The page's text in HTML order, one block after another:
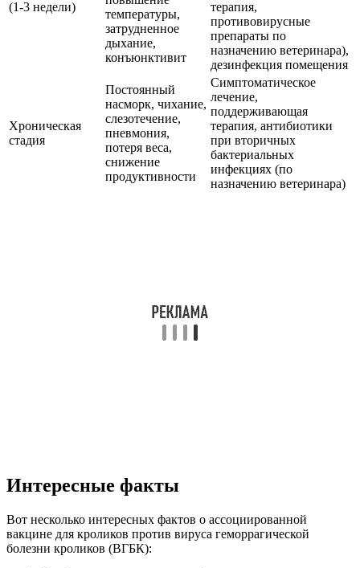
(1-3 недели)
температуры,
затрудненное
дыхание,
конъюнктивит
терапия,
противовирусные
препараты по
назначению ветеринара),
дезинфекция помещения
Хроническая
стадия
Постоянный
насморк, чихание,
слезотечение,
пневмония,
потеря веса,
снижение
продуктивности
Симптоматическое
лечение,
поддерживающая
терапия, антибиотики
при вторичных
бактериальных
инфекциях (по
назначению ветеринара)
Интересные факты
Вот несколько интересных фактов о ассоциированной
вакцине для кроликов против вируса геморрагической
болезни кроликов (ВГБК):